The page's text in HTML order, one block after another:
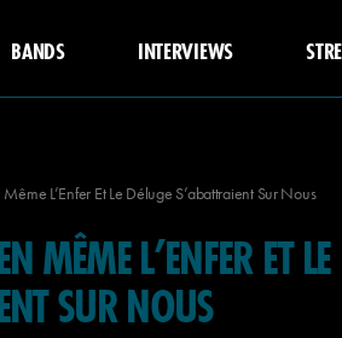
BANDS INTERVIEWS
L’Enfer Et Le Déluge S’abattraient Sur Nous
MÊME L’ENFER ET LE
SUR NOUS